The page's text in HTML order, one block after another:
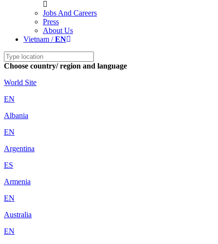
Jobs And Careers
Press
About Us
Vietnam /EN
Choose country/ region and language
World Site
EN
Albania
EN
Argentina
ES
Armenia
EN
Australia
EN